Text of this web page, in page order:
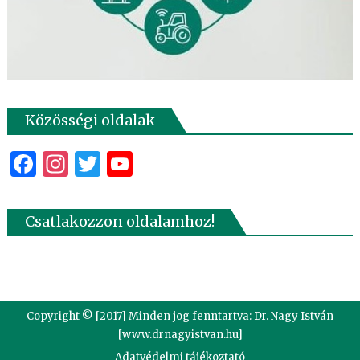
Közösségi oldalak
Facebook
Instagram
Twitter
YouTube
Csatlakozzon oldalamhoz!
Copyright © [2017] Minden jog fenntartva: Dr. Nagy István
[www.drnagyistvan.hu]
Adatvédelmi tájékoztató